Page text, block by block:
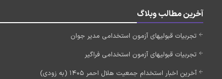
آخرین مطالب وبلاگ
تجربیات قبولیهای آزمون استخدامی مدیر جوان
تجربیات قبولیهای آزمون استخدامی فراگیر
آخرین اخبار استخدام جمعیت هلال احمر 1405 (به زودی)